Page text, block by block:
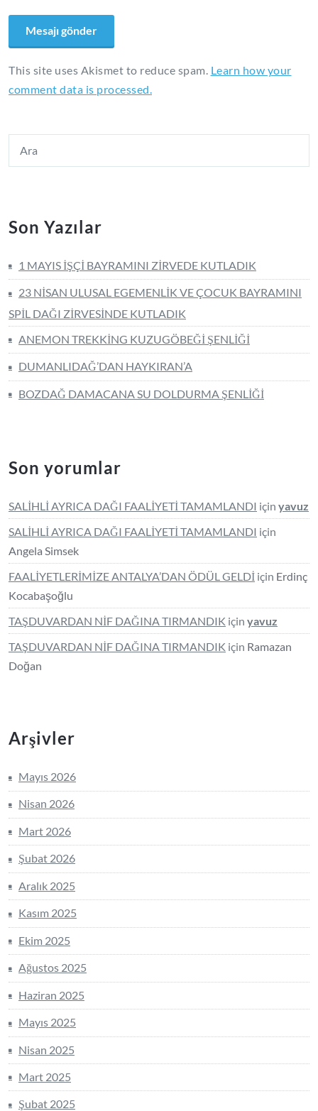
This site uses Akismet to reduce spam. Learn how your
comment data is processed.
Son Yazılar
1 MAYIS İŞÇİ BAYRAMINI ZİRVEDE KUTLADIK
23 NİSAN ULUSAL EGEMENLİK VE ÇOCUK BAYRAMINI
SPİL DAĞI ZİRVESİNDE KUTLADIK
ANEMON TREKKİNG KUZUGÖBEĞİ ŞENLİĞİ
DUMANLIDAĞ’DAN HAYKIRAN’A
BOZDAĞ DAMACANA SU DOLDURMA ŞENLİĞİ
Son yorumlar
SALİHLİ AYRICA DAĞI FAALİYETİ TAMAMLANDI için yavuz
SALİHLİ AYRICA DAĞI FAALİYETİ TAMAMLANDI için
Angela Simsek
FAALİYETLERİMİZE ANTALYA’DAN ÖDÜL GELDİ için Erdinç
Kocabaşoğlu
TAŞDUVARDAN NİF DAĞINA TIRMANDIK için yavuz
TAŞDUVARDAN NİF DAĞINA TIRMANDIK için Ramazan
Doğan
Arşivler
Mayıs 2026
Nisan 2026
Mart 2026
Şubat 2026
Aralık 2025
Kasım 2025
Ekim 2025
Ağustos 2025
Haziran 2025
Mayıs 2025
Nisan 2025
Mart 2025
Şubat 2025